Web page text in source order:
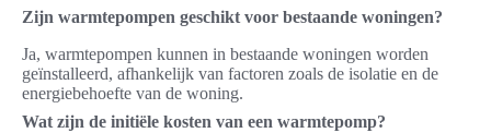
Zijn warmtepompen geschikt voor bestaande woningen?
Ja, warmtepompen kunnen in bestaande woningen worden
geïnstalleerd, afhankelijk van factoren zoals de isolatie en de
energiebehoefte van de woning.
Wat zijn de initiële kosten van een warmtepomp?